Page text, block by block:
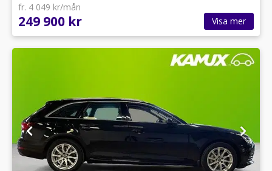
fr. 4 049 kr/mån
249 900 kr Visa mer